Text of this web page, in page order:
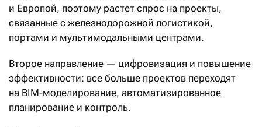
и Европой, поэтому растет спрос на проекты,
связанные с железнодорожной логистикой,
портами и мультимодальными центрами.
Второе направление — цифровизация и повышение
эффективности: все больше проектов переходят
на BIM-моделирование, автоматизированное
планирование и контроль.